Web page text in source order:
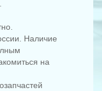
Наличие
на